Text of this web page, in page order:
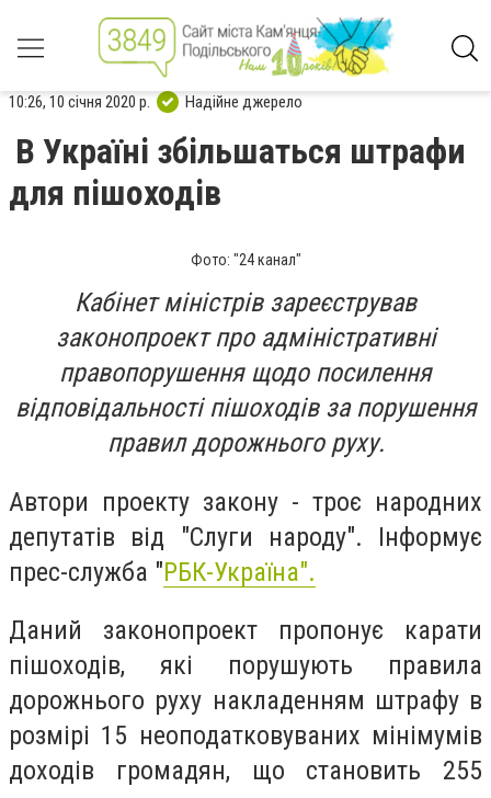
10:26, 10 січня 2020 р. Надійне джерело
В Україні збільшаться штрафи
для пішоходів
Фото: "24 канал"
Кабінет міністрів зареєстрував
законопроект про адміністративні
правопорушення щодо посилення
відповідальності пішоходів за порушення
правил дорожнього руху.
Автори проекту закону - троє народних
депутатів від "Слуги народу". Інформує
прес-служба "РБК-Україна".
Даний законопроект пропонує карати
пішоходів, які порушують правила
дорожнього руху накладенням штрафу в
розмірі 15 неоподатковуваних мінімумів
доходів громадян, що становить 255